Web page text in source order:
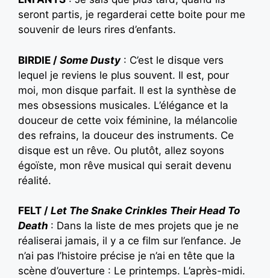
seront partis, je regarderai cette boite pour me
souvenir de leurs rires d’enfants.
BIRDIE / Some Dusty: C’est le disque vers
lequel je reviens le plus souvent. Il est, pour
moi, mon disque parfait. Il est la synthèse de
mes obsessions musicales. L’élégance et la
douceur de cette voix féminine, la mélancolie
des refrains, la douceur des instruments. Ce
disque est un rêve. Ou plutôt, allez soyons
égoïste, mon rêve musical qui serait devenu
réalité.
FELT / Let The Snake Crinkles Their Head To
Death : Dans la liste de mes projets que je ne
réaliserai jamais, il y a ce film sur l’enfance. Je
n’ai pas l’histoire précise je n’ai en tête que la
scène d’ouverture : Le printemps. L’après-midi.